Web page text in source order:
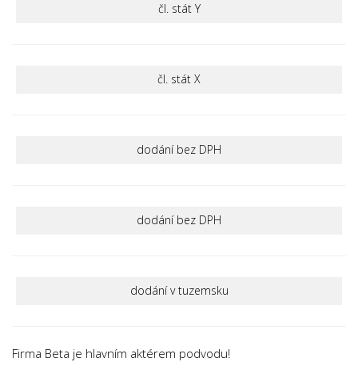
čl. stát Y
čl. stát X
dodání bez DPH
dodání bez DPH
dodání v tuzemsku
Firma Beta je hlavním aktérem podvodu!